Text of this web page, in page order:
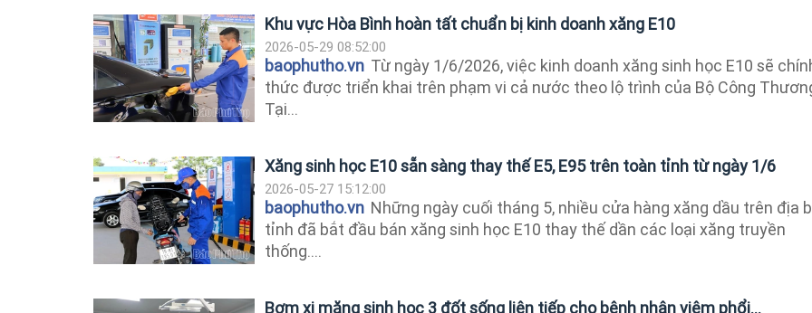
Khu vực Hòa Bình hoàn tất chuẩn bị kinh doanh xăng E10
2026-05-29 08:52:00
baophutho.vn Từ ngày 1/6/2026, việc kinh doanh xăng sinh học E10 sẽ
thức được triển khai trên phạm vi cả nước theo lộ trình của Bộ Công
Tại...
Xăng sinh học E10 sẵn sàng thay thế E5, E95 trên toàn tỉnh từ ngày 1/6
2026-05-27 15:12:00
baophutho.vn Những ngày cuối tháng 5, nhiều cửa hàng xăng dầu trên địa
tỉnh đã bắt đầu bán xăng sinh học E10 thay thế dần các loại xăng truyền
thống....
Bơm xi măng sinh học 3 đốt sống liên tiếp cho bệnh nhân viêm phổi...